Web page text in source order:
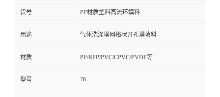
货号 PP材质塑料高流环填料
用途 气体洗涤塔网格状开孔塔填料
材质 PP/RPP/PVC/CPVC/PVDF等
型号 76